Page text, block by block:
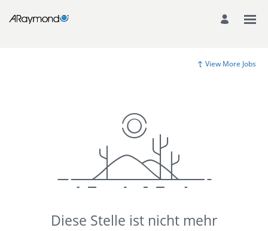
View More Jobs
Diese Stelle ist nicht mehr